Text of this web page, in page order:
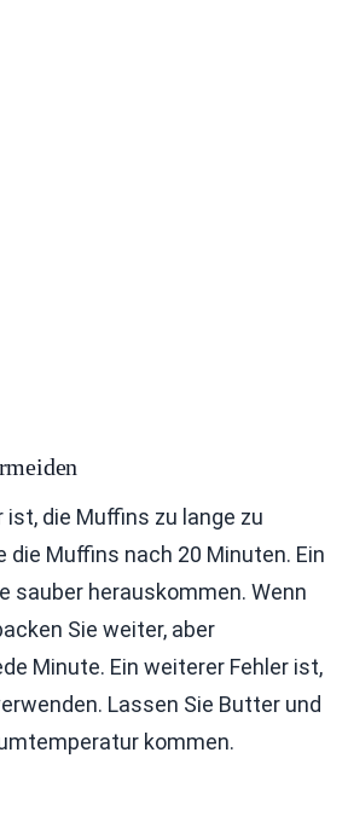
ist, die Muffins zu lange zu
die Muffins nach 20 Minuten. Ein
sauber herauskommen. Wenn
Sie weiter, aber
Minute. Ein weiterer Fehler ist,
Lassen Sie Butter und
kommen.